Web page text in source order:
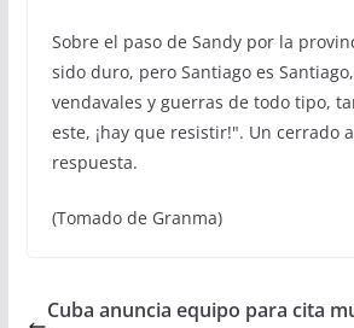
Sobre el paso de Sandy por la
sido duro, pero Santiago es
vendavales y guerras de todo tipo,
este, ¡hay que resistir!". Un cerrado
respuesta.
(Tomado de Granma)
Cuba anuncia equipo para cita